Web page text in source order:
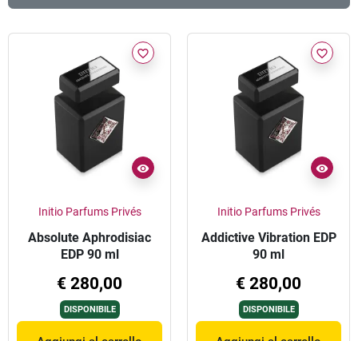
favorite_border
Initio Parfums Privés
Absolute Aphrodisiac
EDP 90 ml
€ 280,00
DISPONIBILE
favorite_border
Initio Parfums Privés
Addictive Vibration EDP
90 ml
€ 280,00
DISPONIBILE